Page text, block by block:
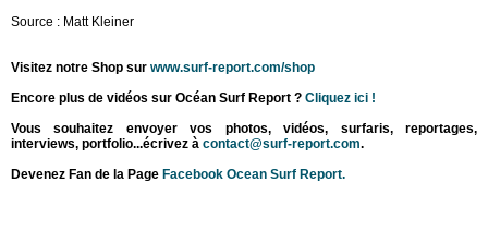
Source : Matt Kleiner
Visitez notre Shop sur www.surf-report.com/shop
Encore plus de vidéos sur Océan Surf Report ? Cliquez ici !
Vous souhaitez envoyer vos photos, vidéos, surfaris, reportages,
interviews, portfolio...écrivez à contact@surf-report.com.
Devenez Fan de la Page Facebook Ocean Surf Report.